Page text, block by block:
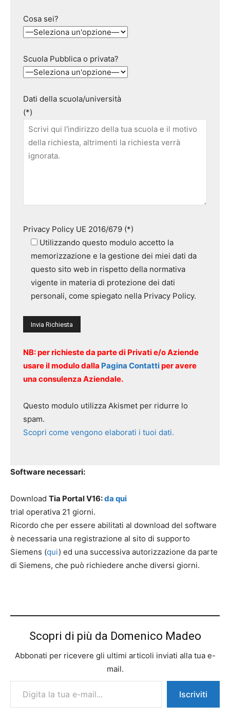
Cosa sei?
Scuola Pubblica o privata?
Dati della scuola/università
(*)
Privacy Policy UE 2016/679 (*)
Utilizzando questo modulo accetto la
memorizzazione e la gestione dei miei dati da
questo sito web in rispetto della normativa
vigente in materia di protezione dei dati
personali, come spiegato nella Privacy Policy.
NB: per richieste da parte di Privati e/o Aziende
usare il modulo dalla Pagina Contattiper avere
una consulenza Aziendale.
Questo modulo utilizza Akismet per ridurre lo
spam.
Scopri come vengono elaborati i tuoi dati.
Software necessari:
Download Tia Portal V16:da qui
trial operativa 21 giorni.
Ricordo che per essere abilitati al download del software
è necessaria una registrazione al sito di supporto
Siemens (qui) ed una successiva autorizzazione da parte
di Siemens, che può richiedere anche diversi giorni.
Scopri di più da Domenico Madeo
Abbonati per ricevere gli ultimi articoli inviati alla tua e-
mail.
Digita la tua e-mail...
Iscriviti